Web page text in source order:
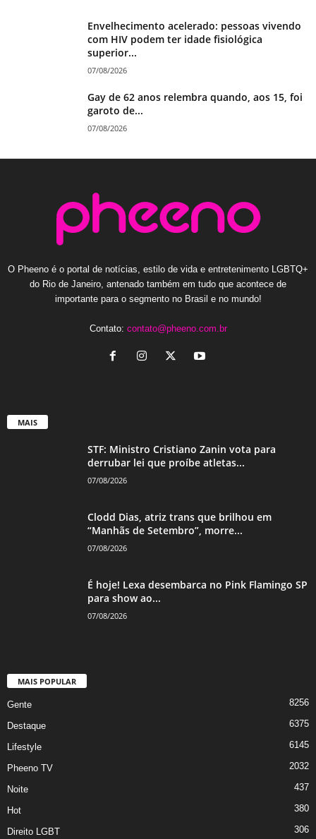
Envelhecimento acelerado: pessoas vivendo
com HIV podem ter idade fisiológica
superior...
07/08/2026
Gay de 62 anos relembra quando, aos 15, foi
garoto de...
07/08/2026
O Pheeno é o portal de notícias, estilo de vida e entretenimento LGBTQ+
do Rio de Janeiro, antenado também em tudo que acontece de
importante para o segmento no Brasil e no mundo!
Contato: contato@pheeno.com.br
MAIS
STF: Ministro Cristiano Zanin vota para
derrubar lei que proíbe atletas...
07/08/2026
Clodd Dias, atriz trans que brilhou em
“Manhãs de Setembro”, morre...
07/08/2026
É hoje! Lexa desembarca no Pink Flamingo SP
para show ao...
07/08/2026
MAIS POPULAR
Gente 8256
Destaque 6375
Lifestyle 6145
Pheeno TV 2032
Noite 437
Hot 380
Direito LGBT 306